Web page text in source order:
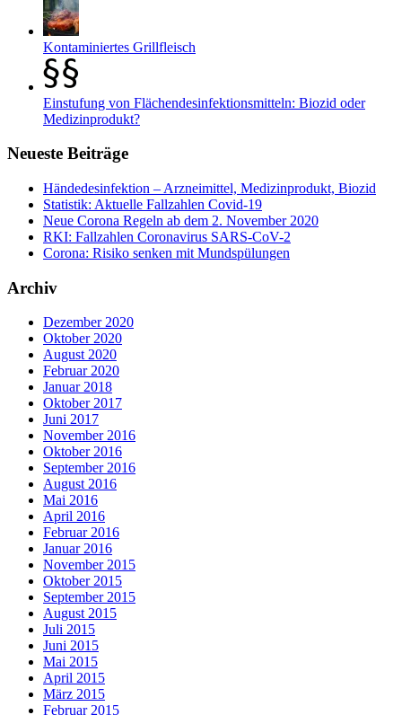
Kontaminiertes Grillfleisch
Einstufung von Flächendesinfektionsmitteln: Biozid oder
Medizinprodukt?
Neueste Beiträge
Händedesinfektion – Arzneimittel, Medizinprodukt, Biozid
Statistik: Aktuelle Fallzahlen Covid-19
Neue Corona Regeln ab dem 2. November 2020
RKI: Fallzahlen Coronavirus SARS-CoV-2
Corona: Risiko senken mit Mundspülungen
Archiv
Dezember 2020
Oktober 2020
August 2020
Februar 2020
Januar 2018
Oktober 2017
Juni 2017
November 2016
Oktober 2016
September 2016
August 2016
Mai 2016
April 2016
Februar 2016
Januar 2016
November 2015
Oktober 2015
September 2015
August 2015
Juli 2015
Juni 2015
Mai 2015
April 2015
März 2015
Februar 2015